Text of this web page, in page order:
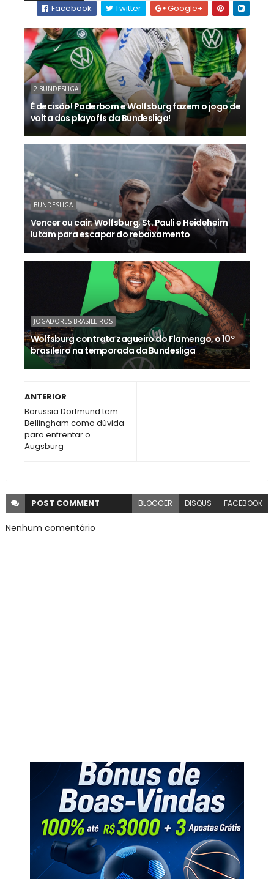
Facebook Twitter Google+
2.BUNDESLIGA
É decisão! Paderborn e Wolfsburg fazem o jogo de
volta dos playoffs da Bundesliga!
BUNDESLIGA
Vencer ou cair: Wolfsburg, St. Pauli e Heideheim
lutam para escapar do rebaixamento
JOGADORES BRASILEIROS
Wolfsburg contrata zagueiro do Flamengo, o 10º
brasileiro na temporada da Bundesliga
ANTERIOR
Borussia Dortmund tem
Bellingham como dúvida
para enfrentar o
Augsburg
POST COMMENT BLOGGER DISQUS FACEBOOK
Nenhum comentário